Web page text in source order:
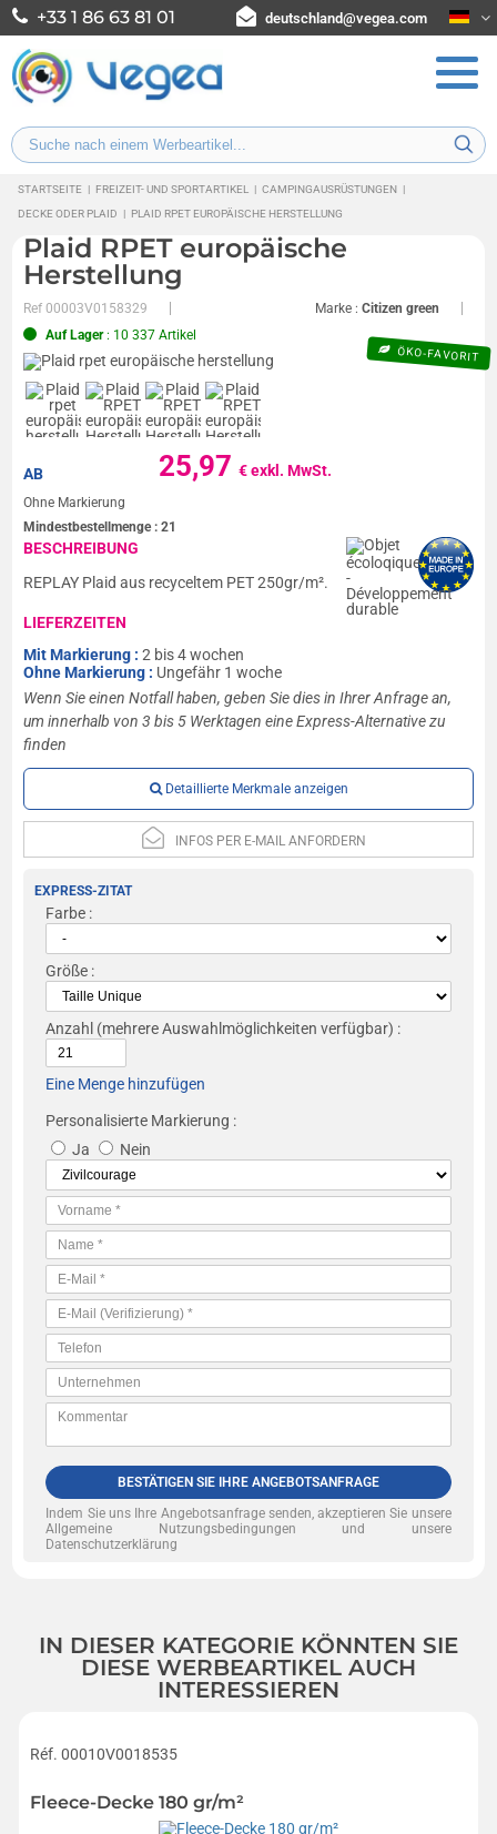
+33 1 86 63 81 01 deutschland@vegea.com
STARTSEITE | FREIZEIT- UND SPORTARTIKEL | CAMPINGAUSRÜSTUNGEN |
DECKE ODER PLAID
| PLAID RPET EUROPÄISCHE HERSTELLUNG
Plaid RPET europäische
Herstellung
Ref00003V0158329 Marke : Citizen green
Auf Lager: 10 337 Artikel
ÖKO-FAVORIT
25,97€ exkl. MwSt.
AB
Ohne Markierung
Mindestbestellmenge :21
BESCHREIBUNG
REPLAY Plaid aus recyceltem PET 250gr/m².
LIEFERZEITEN
Mit Markierung :2 bis 4 wochen
Ohne Markierung : Ungefähr 1 woche
Wenn Sie einen Notfall haben, geben Sie dies in Ihrer Anfrage an,
um innerhalb von 3 bis 5 Werktagen eine Express-Alternative zu
finden
Detaillierte Merkmale anzeigen
INFOS PER E-MAIL ANFORDERN
EXPRESS-ZITAT
Farbe :
Größe :
Anzahl (mehrere Auswahlmöglichkeiten verfügbar) :
Eine Menge hinzufügen
Personalisierte Markierung :
Ja
Nein
BESTÄTIGEN SIE IHRE ANGEBOTSANFRAGE
Indem Sie uns Ihre Angebotsanfrage senden, akzeptieren Sie unsere
Allgemeine Nutzungsbedingungen und unsere
Datenschutzerklärung
IN DIESER KATEGORIE KÖNNTEN SIE
DIESE WERBEARTIKEL AUCH
INTERESSIEREN
Réf. 00010V0018535
Fleece-Decke 180 gr/m²